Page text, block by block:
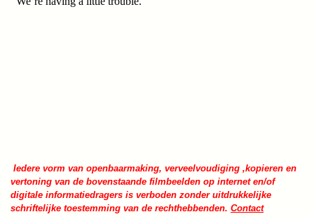
Iedere vorm van openbaarmaking, verveelvoudiging ,kopieren en
vertoning van de bovenstaande filmbeelden op internet en/of
digitale informatiedragers is verboden zonder uitdrukkelijke
schriftelijke toestemming van de rechthebbenden. Contact